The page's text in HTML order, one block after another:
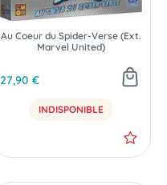
Au Coeur du Spider-Verse (Ext.
Marvel United)
27,90 €
INDISPONIBLE